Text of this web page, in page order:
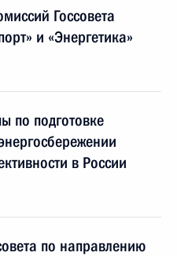
Госсовета
и «Энергетика»
по подготовке
в России
по направлению